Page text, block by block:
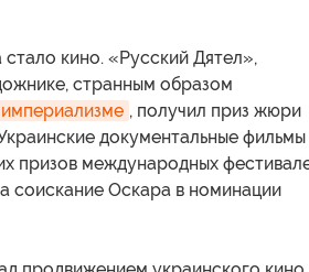
кино. «Русский Дятел»,
странным образом
, получил приз жюри
документальные фильмы
призов международных
соискание Оскара в номинации